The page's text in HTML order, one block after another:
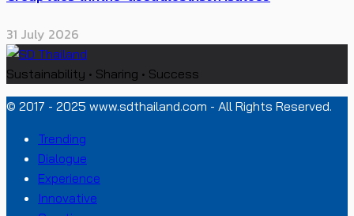
31 July 2026
Sustainability • Sharing • Success
© 2017 - 2025 www.sdthailand.com - All Rights Reserved.
Trending
Dialogue
Experience
Innovative